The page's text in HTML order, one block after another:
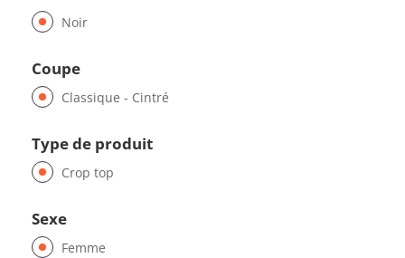
Noir
Coupe
Classique - Cintré
Type de produit
Crop top
Sexe
Femme